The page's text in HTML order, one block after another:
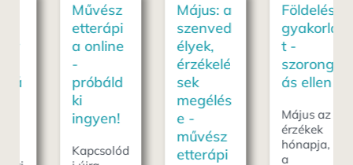
Művész
etterápi
a online
próbáld
ingyen!
Kapcsolód
Május: a
szenved
élyek,
érzékelé
megélés
művész
etterápi
Földelés
gyakorla
szorong
ás ellen
Május az
érzékek
hónapja,